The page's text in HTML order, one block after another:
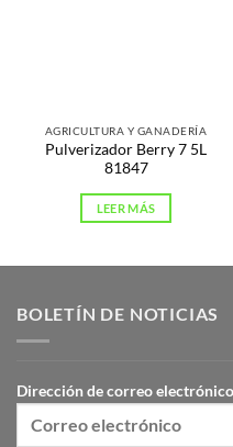
AGRICULTURA Y GANADERÍA
Pulverizador Berry 7 5L
81847
LEER MÁS
BOLETÍN DE NOTICIAS
Dirección de correo